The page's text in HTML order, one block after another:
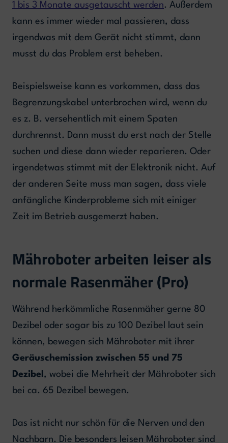
1 bis 3 Monate ausgetauscht werden. Außerdem
kann es immer wieder mal passieren, dass
irgendwas mit dem Gerät nicht stimmt, dann
musst du das Problem erst beheben.
Beispielsweise kann es vorkommen, dass das
Begrenzungskabel unterbrochen wird, wenn du
es z. B. versehentlich mit einem Spaten
durchrennst. Dann musst du erst nach der Stelle
suchen und diese dann wieder reparieren. Oder
irgendetwas stimmt mit der Elektronik nicht. Auf
der anderen Seite muss man sagen, dass viele
anfängliche Kinderprobleme sich mit einiger
Zeit im Betrieb ausgemerzt haben.
Mähroboter arbeiten leiser als
normale Rasenmäher (Pro)
Während herkömmliche Rasenmäher gerne 80
Dezibel oder sogar bis zu 100 Dezibel laut sein
können, bewegen sich Mähroboter mit ihrer
Geräuschemission zwischen 55 und 75
Dezibel , wobei die Mehrheit der Mähroboter sich
bei ca. 65 Dezibel bewegen.
Das ist nicht nur schön für die Nerven und den
Nachbarn. Die besonders leisen Mähroboter sind